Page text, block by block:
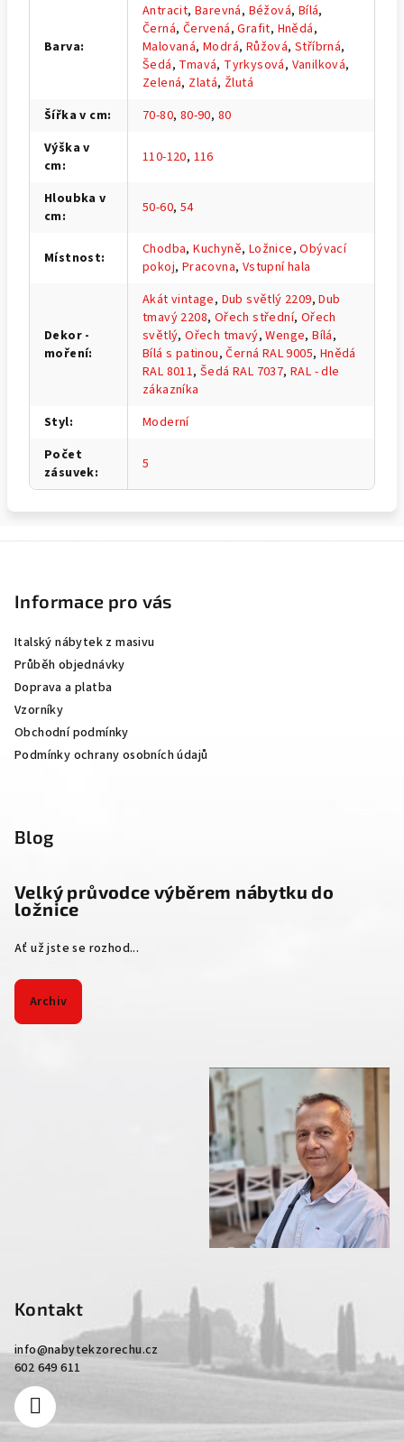
Barva:
Antracit,Barevná, Béžová, Bílá,
Černá, Červená,Grafit, Hnědá,
Malovaná,Modrá, Růžová,Stříbrná,
Šedá, Tmavá, Tyrkysová, Vanilková,
Zelená, Zlatá, Žlutá
Šířka v cm: 70-80, 80-90, 80
Výška v
cm: 110-120, 116
Hloubka v
cm: 50-60, 54
Místnost: Chodba,Kuchyně, Ložnice,Obývací
pokoj, Pracovna, Vstupní hala
Dekor -
moření:
Akát vintage, Dub světlý 2209,Dub
tmavý 2208, Ořech střední, Ořech
světlý,Ořech tmavý,Wenge,Bílá,
Bílá s patinou,Černá RAL 9005, Hnědá
RAL 8011,Šedá RAL 7037,RAL - dle
zákazníka
Styl:
Moderní
Počet
zásuvek: 5
Informace pro vás
Italský nábytek z masivu
Průběh objednávky
Doprava a platba
Vzorníky
Obchodní podmínky
Podmínky ochrany osobních údajů
Blog
Velký průvodce výběrem nábytku do
ložnice
Ať už jste se rozhod...
Archiv
Kontakt
info@nabytekzorechu.cz
602 649 611